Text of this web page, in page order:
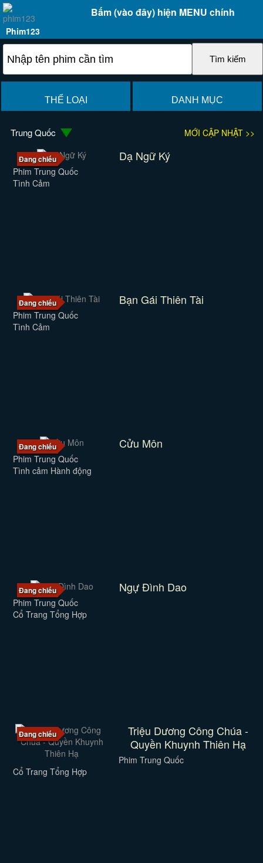
Bấm (vào đây) hiện MENU chính
Phim123
THỂ LOẠI DANH MỤC
Trung Quốc MỚI CẬP NHẬT >>
Đang chiếu Dạ Ngữ Ký
Phim Trung Quốc
Tình Cảm
Đang chiếu Bạn Gái Thiên Tài
Phim Trung Quốc
Tình Cảm
Đang chiếu Cửu Môn
Phim Trung Quốc
Tình cảm Hành động
Đang chiếu Ngự Đình Dao
Phim Trung Quốc
Cổ Trang Tổng Hợp
Đang chiếu
Triệu Dương Công Chúa -
Quyền Khuynh Thiên Hạ
Phim Trung Quốc
Cổ Trang Tổng Hợp